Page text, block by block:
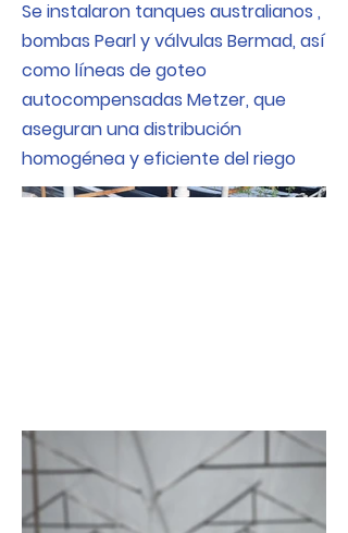
Se instalaron tanques australianos ,
bombas Pearl y válvulas Bermad, así
como líneas de goteo
autocompensadas Metzer, que
aseguran una distribución
homogénea y eficiente del riego